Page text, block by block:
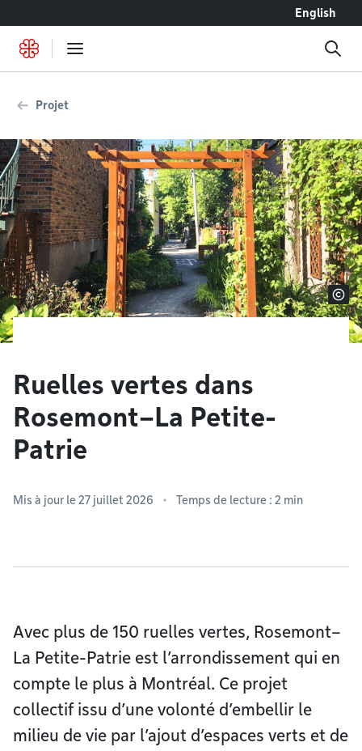
English
Projet
Ruelles vertes dans
Rosemont–La Petite-
Patrie
Mis à jour le 27 juillet 2026 Temps de lecture : 2 min
Avec plus de 150 ruelles vertes, Rosemont–
La Petite-Patrie est l’arrondissement qui en
compte le plus à Montréal. Ce projet
collectif issu d’une volonté d’embellir le
milieu de vie par l’ajout d’espaces verts et de